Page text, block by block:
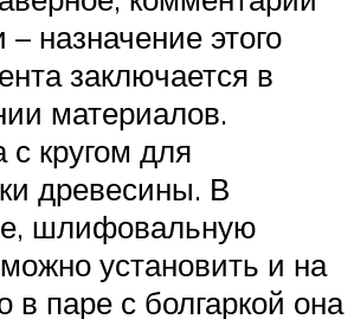
назначение этого
заключается в
материалов.
с кругом для
древесины. В
шлифовальную
установить и на
в паре с болгаркой она